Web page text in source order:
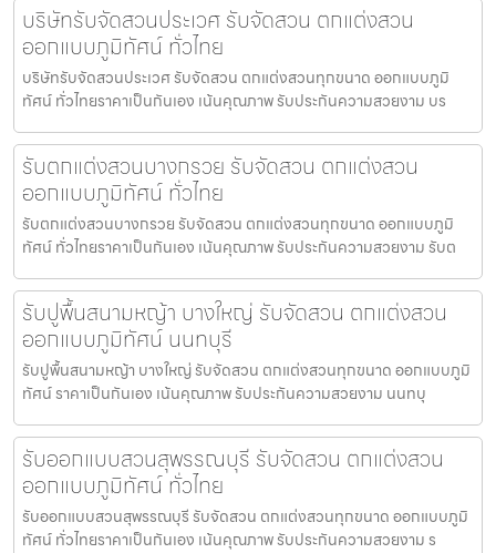
บริษัทรับจัดสวนประเวศ รับจัดสวน ตกแต่งสวน
ออกแบบภูมิทัศน์ ทั่วไทย
บริษัทรับจัดสวนประเวศ รับจัดสวน ตกแต่งสวนทุกขนาด ออกแบบภูมิ
ทัศน์ ทั่วไทยราคาเป็นกันเอง เน้นคุณภาพ รับประกันความสวยงาม บร
รับตกแต่งสวนบางกรวย รับจัดสวน ตกแต่งสวน
ออกแบบภูมิทัศน์ ทั่วไทย
รับตกแต่งสวนบางกรวย รับจัดสวน ตกแต่งสวนทุกขนาด ออกแบบภูมิ
ทัศน์ ทั่วไทยราคาเป็นกันเอง เน้นคุณภาพ รับประกันความสวยงาม รับต
รับปูพื้นสนามหญ้า บางใหญ่ รับจัดสวน ตกแต่งสวน
ออกแบบภูมิทัศน์ นนทบุรี
รับปูพื้นสนามหญ้า บางใหญ่ รับจัดสวน ตกแต่งสวนทุกขนาด ออกแบบภูมิ
ทัศน์ ราคาเป็นกันเอง เน้นคุณภาพ รับประกันความสวยงาม นนทบุ
รับออกแบบสวนสุพรรณบุรี รับจัดสวน ตกแต่งสวน
ออกแบบภูมิทัศน์ ทั่วไทย
รับออกแบบสวนสุพรรณบุรี รับจัดสวน ตกแต่งสวนทุกขนาด ออกแบบภูมิ
ทัศน์ ทั่วไทยราคาเป็นกันเอง เน้นคุณภาพ รับประกันความสวยงาม ร